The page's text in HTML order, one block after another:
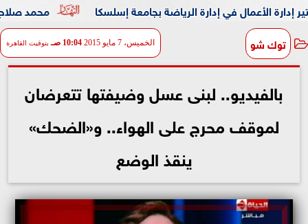
محمد صلاح: لم في إدارة الرياضة بجامعة إسلسكا
توك شو الخميس، 7 مايو 2015 10:04 صـ بتوقيت القاهرة
بالفيديو.. لبنى عسل وضيفتها تتعرضان
لموقف محرج على الهواء.. و«الضحك»
ينقذ الوضع